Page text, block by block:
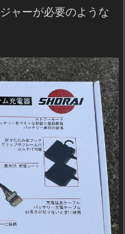
ャーが必要のような